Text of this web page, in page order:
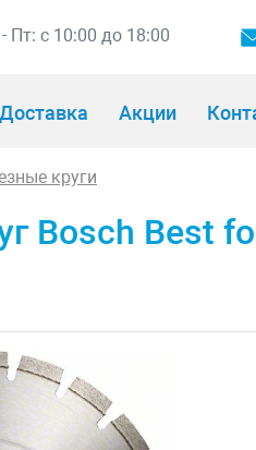
Пт: с 10:00 до 18:00
Доставка Акции
круги
Bosch Best